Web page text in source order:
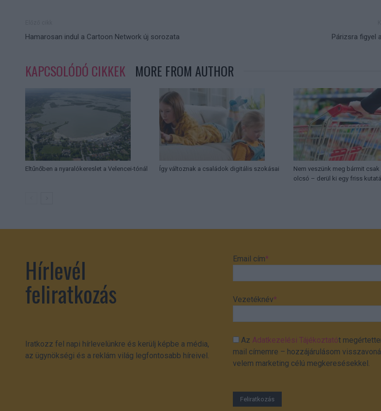
Hamarosan indul a Cartoon Network új sorozata Párizsra figyel
KAPCSOLÓDÓ CIKKEK MORE FROM AUTHOR
Eltűnőben a nyaralókereslet a Velencei-tónál Így változnak a családok digitális szokásai
Nem veszünk meg bármit csak
olcsó – derül ki egy friss
Hírlevél
feliratkozás
Iratkozz fel napi hírlevelünkre és kerülj képbe a média,
az ügynökségi és a reklám világ legfontosabb híreivel.
Email cím*
Vezetéknév*
Az Adatkezelési Tájékoztatót
mail címemre – hozzájárulásom
velem marketing célú megkeresésekkel.